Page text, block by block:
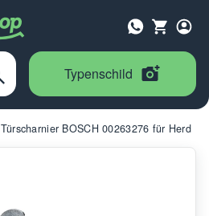
Typenschild
Türscharnier BOSCH 00263276 für Herd